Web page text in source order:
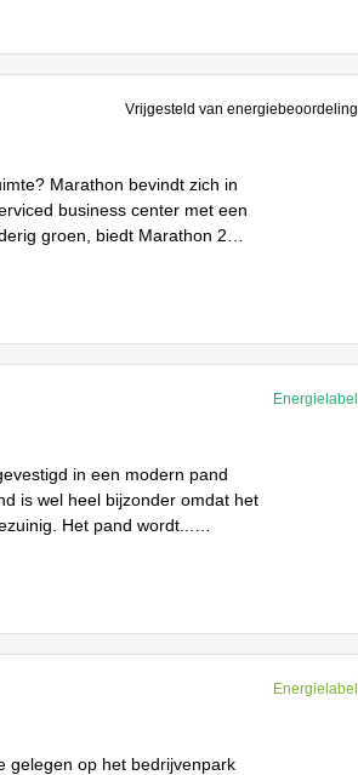
Vrijgesteld van energiebeoordeling
Marathon bevindt zich in
business center met een
groen, biedt Marathon 2
Energielabel
in een modern pand
is wel heel bijzonder omdat het
Het pand wordt
Energielabel
gelegen op het bedrijvenpark